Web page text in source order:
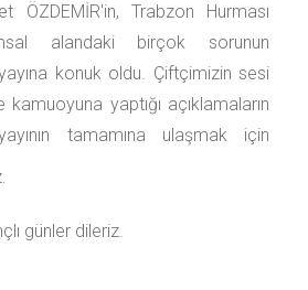
ÖZDEMİR'in, Trabzon Hurması
alandaki birçok sorunun
konuk oldu. Çiftçimizin sesi
yaptığı açıklamaların
tamamına ulaşmak için
günler dileriz.